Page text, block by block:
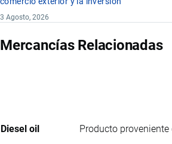
3 Agosto, 2026
Mercancías Relacionadas
Diesel oil Producto